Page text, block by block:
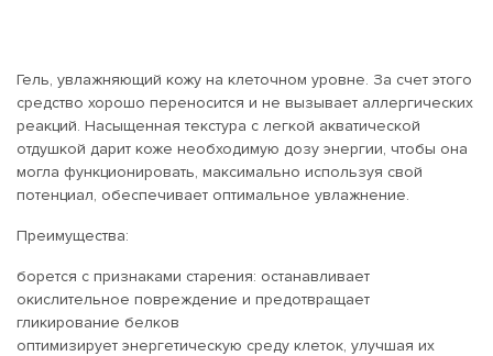
Гель, увлажняющий кожу на клеточном уровне. За счет этого
средство хорошо переносится и не вызывает аллергических
реакций. Насыщенная текстура с легкой акватической
отдушкой дарит коже необходимую дозу энергии, чтобы она
могла функционировать, максимально используя свой
потенциал, обеспечивает оптимальное увлажнение.
Преимущества:
борется с признаками старения: останавливает
окислительное повреждение и предотвращает
гликирование белков
оптимизирует энергетическую среду клеток, улучшая их